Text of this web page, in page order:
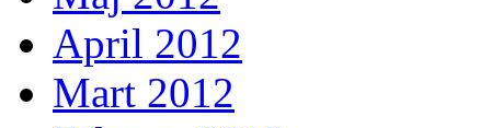
April 2012
Mart 2012